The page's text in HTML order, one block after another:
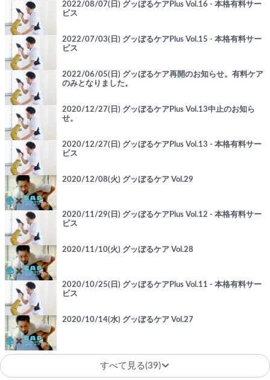
2022/08/07(日) グッぼるケアPlus Vol.16 - 本格有料サー
ビス
2022/07/03(日) グッぼるケアPlus Vol.15 - 本格有料サー
ビス
2022/06/05(日) グッぼるケア再開のお知らせ。有料ケア
のみとなりました。
2020/12/27(日) グッぼるケアPlus Vol.13中止のお知ら
せ。
2020/12/27(日) グッぼるケアPlus Vol.13 - 本格有料サー
ビス
2020/12/08(火) グッぼるケア Vol.29
2020/11/29(日) グッぼるケアPlus Vol.12 - 本格有料サー
ビス
2020/11/10(火) グッぼるケア Vol.28
2020/10/25(日) グッぼるケアPlus Vol.11 - 本格有料サー
ビス
2020/10/14(水) グッぼるケア Vol.27
すべて見る(39)